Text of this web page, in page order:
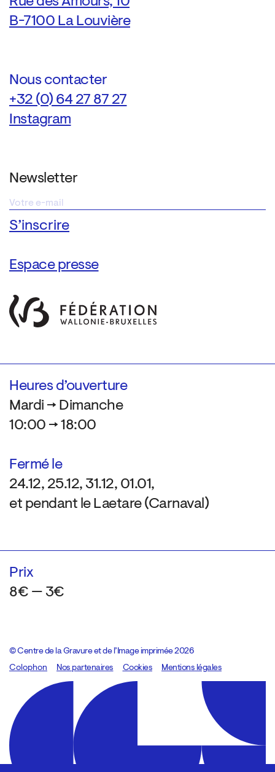
B-7100 La Louvière
Nous contacter
+32 (0) 64 27 87 27
Instagram
Newsletter
Espace presse
Heures d’ouverture
Mardi → Dimanche
10:00 → 18:00
Fermé le
24.12, 25.12, 31.12, 01.01,
et pendant le Laetare (Carnaval)
Prix
8€ — 3€
© Centre de la Gravure et de l’Image imprimée 2026
Colophon
Design:Marcel Kaczmarek, code:8080.studio
Nos partenaires Cookies Mentions légales